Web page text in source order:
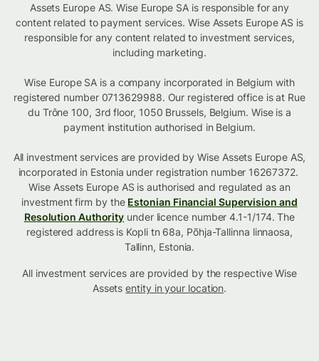
Assets Europe AS. Wise Europe SA is responsible for any
content related to payment services. Wise Assets Europe AS is
responsible for any content related to investment services,
including marketing.
Wise Europe SA is a company incorporated in Belgium with
registered number 0713629988. Our registered office is at Rue
du Trône 100, 3rd floor, 1050 Brussels, Belgium. Wise is a
payment institution authorised in Belgium.
All investment services are provided by Wise Assets Europe AS,
incorporated in Estonia under registration number 16267372.
Wise Assets Europe AS is authorised and regulated as an
investment firm by the Estonian Financial Supervision and
Resolution Authority under licence number 4.1-1/174. The
registered address is Kopli tn 68a, Põhja-Tallinna linnaosa,
Tallinn, Estonia.
All investment services are provided by the respective Wise
Assetsentity in your location.